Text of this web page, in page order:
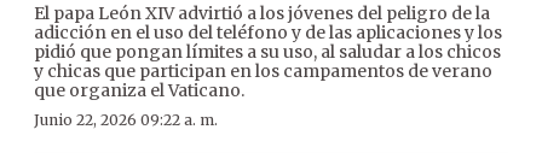
El papa León XIV advirtió a los jóvenes del peligro de la
adicción en el uso del teléfono y de las aplicaciones y los
pidió que pongan límites a su uso, al saludar a los chicos
y chicas que participan en los campamentos de verano
que organiza el Vaticano.
Junio 22, 2026 09:22 a. m.